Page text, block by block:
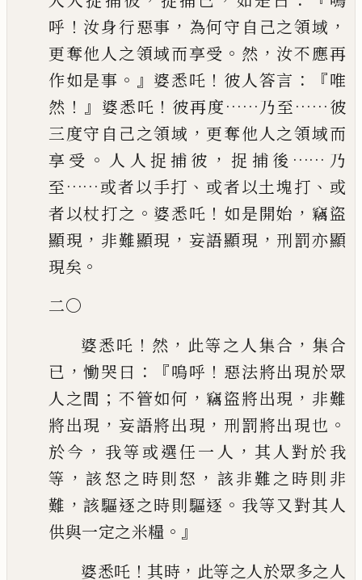
呼 ！ 汝身行惡事 ， 為何守自己之領域 ，
更奪他人之領域而享受 。 然 ， 汝不應再
作如是事 。』 婆悉吒 ！ 彼人答言 ：『唯
然 ！』 婆悉吒 ！ 彼再度……乃至……彼
三度守自己之領域 ， 更奪他人之領域而
享受 。 人人捉捕 彼 ， 捉捕後 …… 乃
至……或者以手打 、 或者以土塊打 、 或
者以杖打之 。 婆悉吒 ！ 如是開始 ， 竊盜
顯現 ， 非難顯現 ， 妄語顯現 ， 刑罰亦顯
現矣 。
二〇
婆悉吒 ！ 然 ， 此等之人集合 ， 集合
已 ，慟哭曰 ：『嗚呼 ！ 惡法將出現於眾
人之間 ； 不管如何 ， 竊盜將出現 ， 非難
將出現 ， 妄語將出現 ， 刑罰將出現也 。
於今 ， 我等或選任一人 ， 其人對於我
等 ，該怒之時則怒 ， 該非難之時則非
難 ，該驅逐之時則驅逐 。 我等又對其人
供與一定之米糧 。』
婆悉吒 ！ 其時 ， 此等之人於眾多之人